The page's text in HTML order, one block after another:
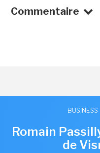
Commentaire
BUSINESS
Romain
de